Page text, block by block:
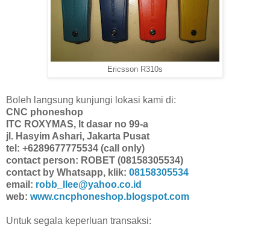
Ericsson R310s
Boleh langsung kunjungi lokasi kami di:
CNC phoneshop
ITC ROXYMAS, lt dasar no 99-a
jl. Hasyim Ashari, Jakarta Pusat
tel: +6289677775534 (call only)
contact person: ROBET (08158305534)
contact by Whatsapp, klik: 08158305534
email: robb_llee@yahoo.co.id
web: www.cncphoneshop.blogspot.com
Untuk segala keperluan transaksi: